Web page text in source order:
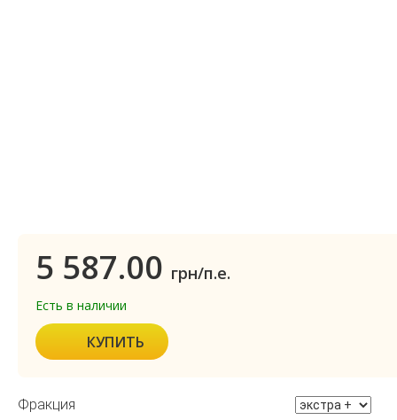
5 587.00 грн/п.е.
Есть в наличии
КУПИТЬ
Фракция